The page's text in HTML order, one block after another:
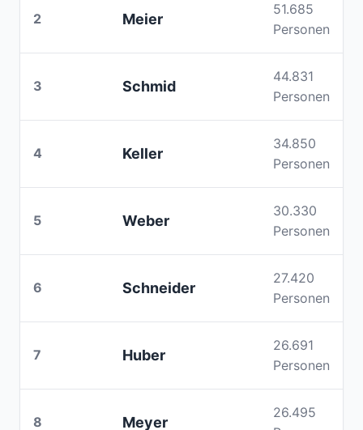
2 Meier
51.685
Personen
3 Schmid
44.831
Personen
4 Keller
34.850
Personen
5 Weber
30.330
Personen
6 Schneider
27.420
Personen
7 Huber
26.691
Personen
8 Meyer
26.495